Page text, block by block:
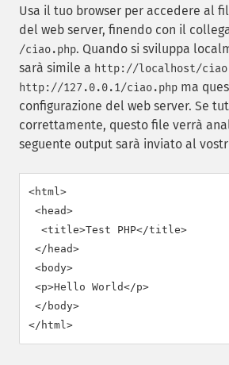
Usa il tuo browser per accedere al
del web server, finendo con il
/ciao.php. Quando si sviluppa
sarà simile a http://localhost/
http://127.0.0.1/ciao.php ma
configurazione del web server. Se
correttamente, questo file verrà
seguente output sarà inviato al
<html>
<head>
  <title>Test PHP</title>
</head>
<body>
<p>Hello World</p>
</body>